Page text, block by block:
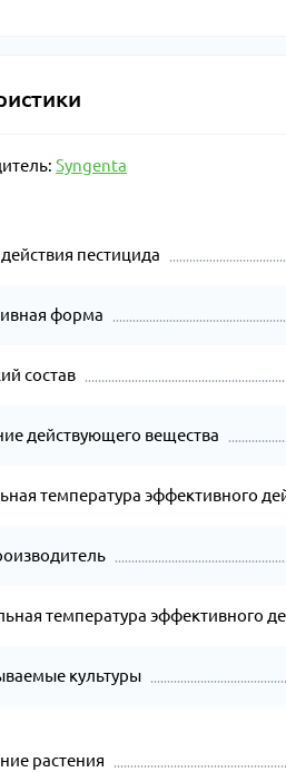
Syngenta
пестицида
форма
состав
действующего вещества
температура эффективного
температура эффективного
культуры
растения